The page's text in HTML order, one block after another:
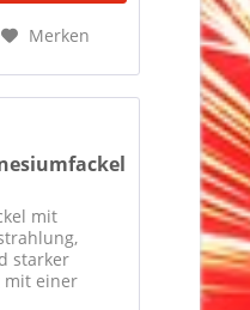
Merken
mit
starker
mit einer